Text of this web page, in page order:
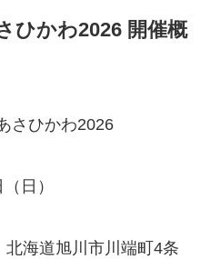
ひかわ2026 開催概
さひかわ2026
日）
海道旭川市川端町4条